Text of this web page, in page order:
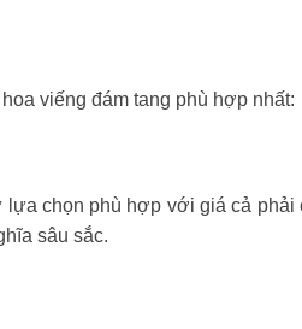
viếng đám tang phù hợp nhất:
lựa chọn phù hợp với giá cả phải
sâu sắc.